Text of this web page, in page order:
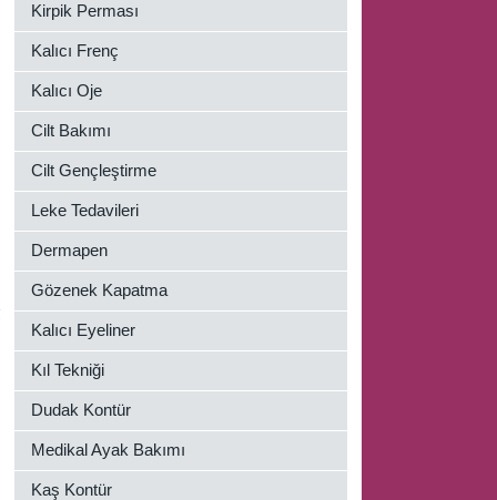
Kirpik Perması
Kalıcı Frenç
Kalıcı Oje
Cilt Bakımı
Cilt Gençleştirme
Leke Tedavileri
Dermapen
Gözenek Kapatma
Kalıcı Eyeliner
Kıl Tekniği
Dudak Kontür
Medikal Ayak Bakımı
Kaş Kontür